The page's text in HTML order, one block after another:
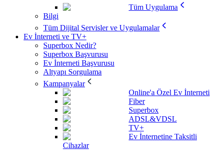
Tüm Uygulama
Bilgi
Tüm Dijital Servisler ve Uygulamalar
Ev İnterneti ve TV+
Superbox Nedir?
Superbox Başvurusu
Ev İnterneti Başvurusu
Altyapı Sorgulama
Kampanyalar
Online'a Özel Ev İnterneti
Fiber
Superbox
ADSL&VDSL
TV+
Ev İnternetine Taksitli
Cihazlar